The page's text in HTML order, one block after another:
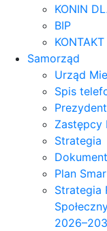
KONIN
BIP
KONTAKT
Samorząd
Urząd
Spis
Prezydent
Zastępcy
Strategia
Plan
Strategia